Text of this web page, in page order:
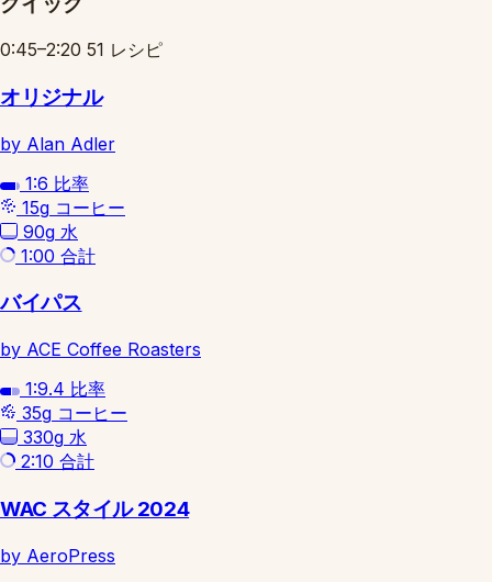
0:45–2:20 51 レシピ
オリジナル
by Alan Adler
1:6 比率
15g コーヒー
90g 水
1:00 合計
バイパス
by ACE Coffee Roasters
1:9.4 比率
35g コーヒー
330g 水
2:10 合計
WAC スタイル 2024
by AeroPress